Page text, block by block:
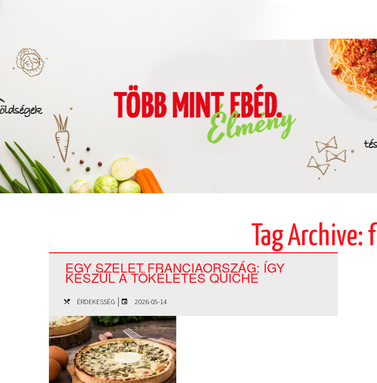
Tag Archive:
EGY SZELET FRANCIAORSZÁG: ÍGY
KÉSZÜL A TÖKÉLETES QUICHE
ÉRDEKESSÉG | 2026-05-14